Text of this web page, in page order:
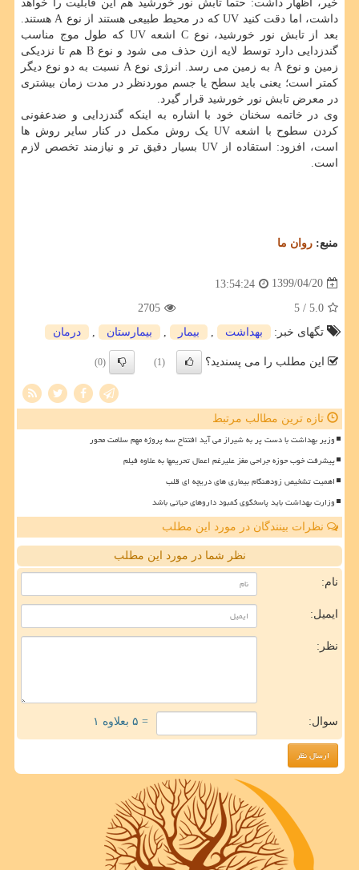
خیر، اظهار داشت: حتما تابش نور خورشید هم این قابلیت را خواهد
داشت، اما دقت کنید UV که در محیط طبیعی هستند از نوع A هستند.
بعد از تابش نور خورشید، نوع C اشعه UV که طول موج مناسب
گندزدایی دارد توسط لایه ازن حذف می شود و نوع B هم تا نزدیکی
زمین و نوع A به زمین می رسد. انرژی نوع A نسبت به دو نوع دیگر
کمتر است؛ یعنی باید سطح یا جسم موردنظر در مدت زمان بیشتری
در معرض تابش نور خورشید قرار گیرد.
وی در خاتمه سخنان خود با اشاره به اینکه گندزدایی و ضدعفونی
کردن سطوح با اشعه UV یک روش مکمل در کنار سایر روش ها
است، افزود: استقاده از UV بسیار دقیق تر و نیازمند تخصص لازم
است.
منبع: روان ما
1399/04/20
13:54:24
5.0
/ 5
2705
تگهای خبر:
بهداشت بیمار بیمارستان درمان
این مطلب را می پسندید؟ (1)
(0)
تازه ترین مطالب مرتبط
وزیر بهداشت با دست پر به شیراز می آید افتتاح سه پروژه مهم سلامت محور
پیشرفت خوب حوزه جراحی مغز علیرغم اعمال تحریمها به علاوه فیلم
اهمیت تشخیص زودهنگام بیماری های دریچه ای قلب
وزارت بهداشت باید پاسخگوی کمبود داروهای حیاتی باشد
نظرات بینندگان در مورد این مطلب
نظر شما در مورد این مطلب
نام:
ایمیل:
نظر:
سوال: = ۵ بعلاوه ۱